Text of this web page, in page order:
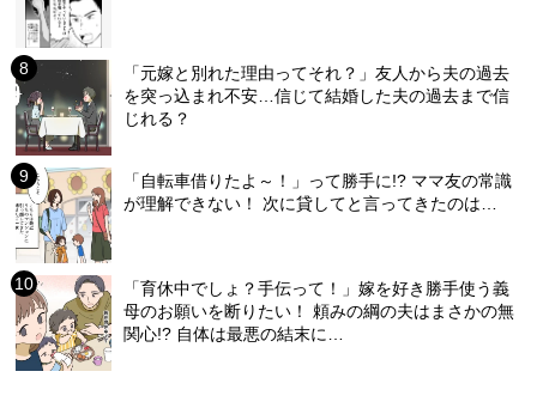
「元嫁と別れた理由ってそれ？」友人から夫の過去
を突っ込まれ不安…信じて結婚した夫の過去まで信
じれる？
「自転車借りたよ～！」って勝手に!? ママ友の常識
が理解できない！ 次に貸してと言ってきたのは…
「育休中でしょ？手伝って！」嫁を好き勝手使う義
母のお願いを断りたい！ 頼みの綱の夫はまさかの無
関心!? 自体は最悪の結末に…